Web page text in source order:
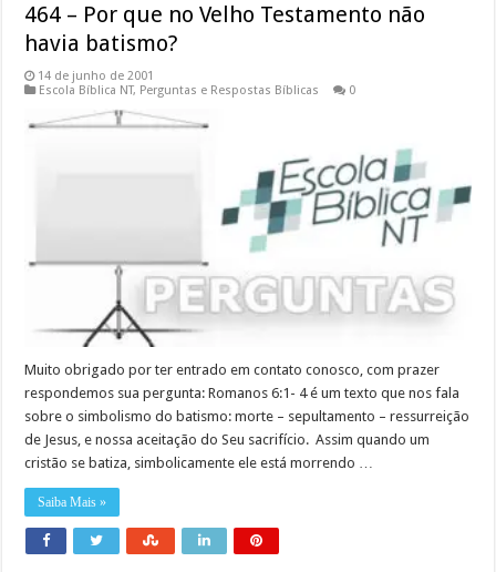
464 – Por que no Velho Testamento não
havia batismo?
14 de junho de 2001
Escola Bíblica NT, Perguntas e Respostas Bíblicas 0
Muito obrigado por ter entrado em contato conosco, com prazer
respondemos sua pergunta: Romanos 6:1- 4 é um texto que nos fala
sobre o simbolismo do batismo: morte – sepultamento – ressurreição
de Jesus, e nossa aceitação do Seu sacrifício. Assim quando um
cristão se batiza, simbolicamente ele está morrendo …
Saiba Mais »